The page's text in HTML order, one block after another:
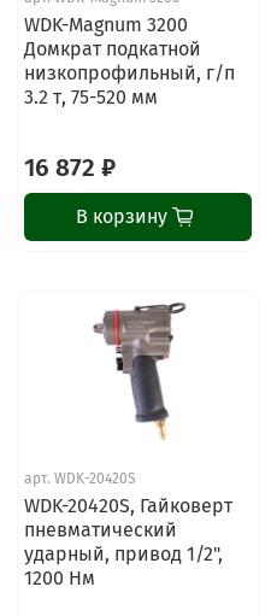
WDK-Magnum 3200
Домкрат подкатной
низкопрофильный, г/п
3.2 т, 75-520 мм
16 872 ₽
В корзину
арт. WDK-20420S
WDK-20420S, Гайковерт
пневматический
ударный, привод 1/2",
1200 Нм